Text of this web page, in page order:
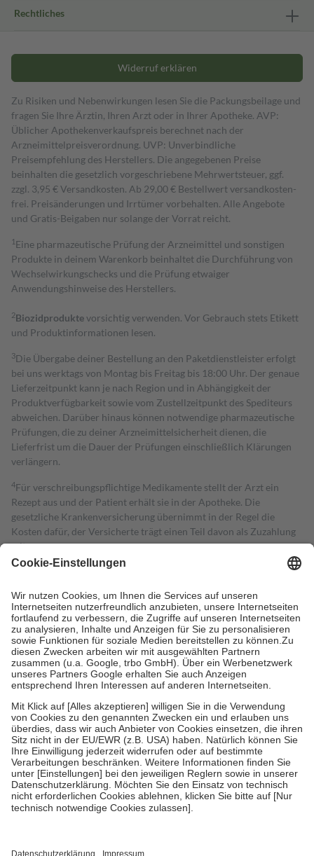
Rechtliches
Widerruf erklären
Zu Risiken und Nebenwirkungen lesen Sie die Packungsbeilage und
fragen Sie Ihre Ärztin, Ihren Arzt oder in Ihrer Apotheke. AVP:
Üblicher Apothekenverkaufspreis berechnet nach der
Arzneimittelpreisverordnung. UVP: Unverbindliche
Preisempfehlung des Herstellers. Die angegebenen Preise
beinhalten die gesetzlich vorgeschriebene Mehrwertsteuer, ggf.
zzgl. 3,95 € Versandkosten. Ab 29,00 € Bestell­wert versand­kosten­
frei. Preisänderungen und Irrtümer vorbehalten. Alle Angebote
und Gratis-Beigaben nur solange der Vorrat reicht.
1 Eine pharmazeutische Prüfung der Arzneimittel und sonstigen
Produkte in deinem Warenkorb beinhaltet die Durchführung von
Wechselwirkungschecks und die Prüfung etwaiger
Anwendungshinweise des Herstellers.
2Biozidproduktevorsichtig verwenden. Vor Gebrauch stets Etikett
und Produktinformationen lesen.
3Die Übergabe deiner Bestellung an den Paketdienstleister erfolgt
bei uns werktags von Montag bis Freitag bis 18:00 Uhr. Der genaue
Lieferzeitpunkt kann je nach Region und in Abhängigkeit der
Produktverfügbarkeit sowie vom Zustellzeitpunkt des Spediteurs
abweichen. Darüber hinaus können notwendige pharmazeutische
Prüfungen, die zu deiner Arzneimittelsicherheit dienen, die
Lieferfrist um die Dauer der Prüfungen einschließlich Klärungen
verlängern.
4Für verschreibungspflichtige Medikamente stellt der Arzt ein
Rezept aus und der Patient erhält sie in der Apotheke. Die
gesetzliche Krankenversicherung übernimmt in der Regel die
Kosten dafür, der Versicherte trägt einen Teil davon als Zuzahlung
mit.
Grundsätzlich leisten Mitglieder Zuzahlungen in Höhe von zehn
höchstens zehn Euro.
Es sind jedoch nie mehr als die tatsächlichen
Kosten der Leistung zu entrichten.
Diese Regeln gelten grundsätzlich auch für Online-Apotheken.
Bei Heilmitteln und häuslicher Krankenpflege beträgt die
Zuzahlung zehn Prozent der Kosten sowie zehn Euro je
Verordnung.
Um das Engagement der Versicherten für ihre eigene Gesundheit zu
stärken und die besondere Stellung der Familie zu unterstützen,
fallenkeine Zuzahlungenan bei:
• Kindern und Jugendlichen bis zum vollendeten 18. Lebensjahr
mit Ausnahme der Fahrkosten
• Untersuchungen zur Vorsorge und Früherkennung, die von der
GKV getragen werden
• empfohlenen Schutzimpfungen
• Harn- und Blutteststreifen
getroffen, um sicherzustellen, dass es sich um echte Bewertungen